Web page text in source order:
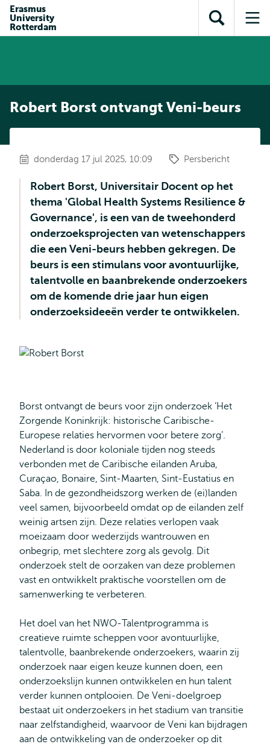
inhoud
Direct naar
subnavigatie
Erasmus
University
Rotterdam
Toon
zoekveld
Robert Borst ontvangt Veni-beurs
donderdag 17 jul 2025, 10:09 Persbericht
Robert Borst, Universitair Docent op het
thema 'Global Health Systems Resilience &
Governance', is een van de tweehonderd
onderzoeksprojecten van wetenschappers
die een Veni-beurs hebben gekregen. De
beurs is een stimulans voor avontuurlijke,
talentvolle en baanbrekende onderzoekers
om de komende drie jaar hun eigen
onderzoeksideeën verder te ontwikkelen.
Borst ontvangt de beurs voor zijn onderzoek ‘Het
Zorgende Koninkrijk: historische Caribische-
Europese relaties hervormen voor betere zorg’.
Nederland is door koloniale tijden nog steeds
verbonden met de Caribische eilanden Aruba,
Curaçao, Bonaire, Sint-Maarten, Sint-Eustatius en
Saba. In de gezondheidszorg werken de (ei)landen
veel samen, bijvoorbeeld omdat op de eilanden zelf
weinig artsen zijn. Deze relaties verlopen vaak
moeizaam door wederzijds wantrouwen en
onbegrip, met slechtere zorg als gevolg. Dit
onderzoek stelt de oorzaken van deze problemen
vast en ontwikkelt praktische voorstellen om de
samenwerking te verbeteren.
Het doel van het NWO‐Talentprogramma is
creatieve ruimte scheppen voor avontuurlijke,
talentvolle, baanbrekende onderzoekers, waarin zij
onderzoek naar eigen keuze kunnen doen, een
onderzoekslijn kunnen ontwikkelen en hun talent
verder kunnen ontplooien. De Veni-doelgroep
bestaat uit onderzoekers in het stadium van transitie
naar zelfstandigheid, waarvoor de Veni kan bijdragen
aan de ontwikkeling van de onderzoeker op dit